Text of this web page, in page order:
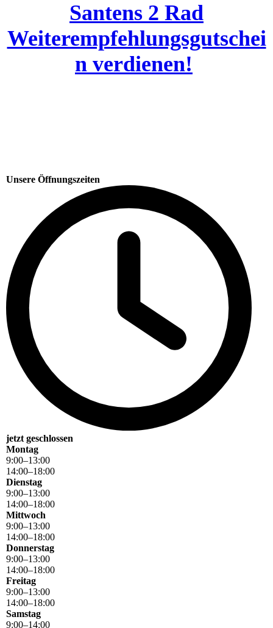
Santens 2 Rad
Weiterempfehlungsgutschei
n verdienen!
Unsere Öffnungszeiten
jetzt geschlossen
Montag
9:00–13:00
14:00–18:00
Dienstag
9:00–13:00
14:00–18:00
Mittwoch
9:00–13:00
14:00–18:00
Donnerstag
9:00–13:00
14:00–18:00
Freitag
9:00–13:00
14:00–18:00
Samstag
9:00–14:00